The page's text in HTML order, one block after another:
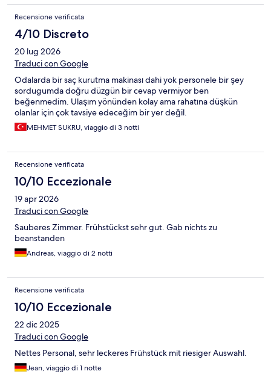
Recensione verificata
4/10 Discreto
20 lug 2026
Traduci con Google
Odalarda bir saç kurutma makinası dahi yok personele bir şey
sordugumda doğru düzgün bir cevap vermiyor ben
beğenmedim. Ulaşım yönünden kolay ama rahatına düşkün
olanlar için çok tavsiye edeceğim bir yer değil.
MEHMET SUKRU, viaggio di 3 notti
Recensione verificata
10/10 Eccezionale
19 apr 2026
Traduci con Google
Sauberes Zimmer. Frühstückst sehr gut. Gab nichts zu
beanstanden
Andreas, viaggio di 2 notti
Recensione verificata
10/10 Eccezionale
22 dic 2025
Traduci con Google
Nettes Personal, sehr leckeres Frühstück mit riesiger Auswahl.
Jean, viaggio di 1 notte